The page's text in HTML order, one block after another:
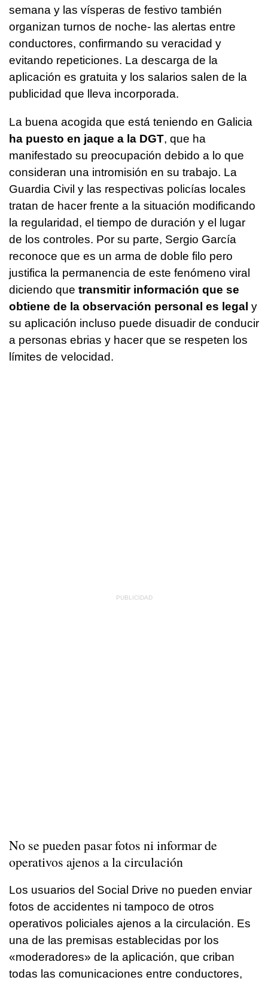
semana y las vísperas de festivo también
organizan turnos de noche- las alertas entre
conductores, confirmando su veracidad y
evitando repeticiones. La descarga de la
aplicación es gratuita y los salarios salen de la
publicidad que lleva incorporada.
La buena acogida que está teniendo en Galicia
ha puesto en jaque a la DGT, que ha
manifestado su preocupación debido a lo que
consideran una intromisión en su trabajo. La
Guardia Civil y las respectivas policías locales
tratan de hacer frente a la situación modificando
la regularidad, el tiempo de duración y el lugar
de los controles. Por su parte, Sergio García
reconoce que es un arma de doble filo pero
justifica la permanencia de este fenómeno viral
diciendo que transmitir información que se
obtiene de la observación personal es legal y
su aplicación incluso puede disuadir de conducir
a personas ebrias y hacer que se respeten los
límites de velocidad.
No se pueden pasar fotos ni informar de
operativos ajenos a la circulación
Los usuarios del Social Drive no pueden enviar
fotos de accidentes ni tampoco de otros
operativos policiales ajenos a la circulación. Es
una de las premisas establecidas por los
«moderadores» de la aplicación, que criban
todas las comunicaciones entre conductores,